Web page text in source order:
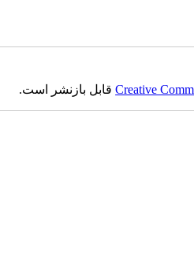
Creativeقابل بازنشر است.